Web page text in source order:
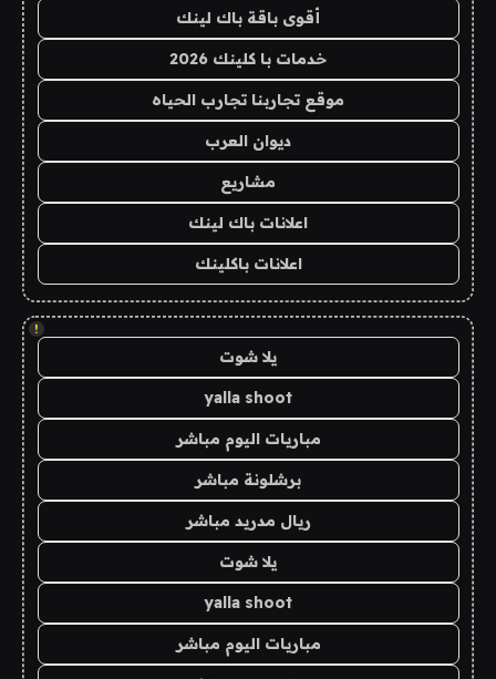
أقوى باقة باك لينك
خدمات با كلينك 2026
موقع تجاربنا تجارب الحياه
ديوان العرب
مشاريع
اعلانات باك لينك
اعلانات باكلينك
!
يلا شوت
yalla shoot
مباريات اليوم مباشر
برشلونة مباشر
ريال مدريد مباشر
يلا شوت
yalla shoot
مباريات اليوم مباشر